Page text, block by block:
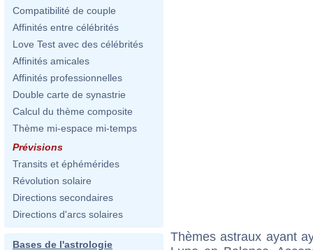
Compatibilité de couple
Affinités entre célébrités
Love Test avec des célébrités
Affinités amicales
Affinités professionnelles
Double carte de synastrie
Calcul du thème composite
Thème mi-espace mi-temps
Prévisions
Transits et éphémérides
Révolution solaire
Directions secondaires
Directions d'arcs solaires
Bases de l'astrologie
Thèmes astraux ayant